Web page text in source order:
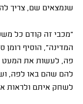
שנמצאים שם, צריך
"מכבי זה קודם כל
המדינה", הוסיף רומן
פה, לעשות את המעט
להם שהם באו לפה,
לשחק איתם ולראות